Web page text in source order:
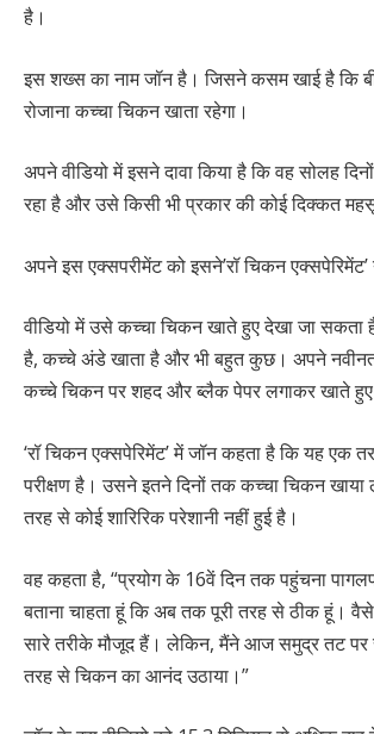
है।
इस शख्स का नाम जॉन है। जिसने कसम खाई है कि
रोजाना कच्चा चिकन खाता रहेगा।
अपने वीडियो में इसने दावा किया है कि वह सोलह
रहा है और उसे किसी भी प्रकार की कोई दिक्कत
अपने इस एक्सपरीमेंट को इसने’रॉ चिकन एक्सपेरिमेंट’
वीडियो में उसे कच्चा चिकन खाते हुए देखा जा सकता
है, कच्चे अंडे खाता है और भी बहुत कुछ। अपने
कच्चे चिकन पर शहद और ब्लैक पेपर लगाकर खाते
‘रॉ चिकन एक्सपेरिमेंट’ में जॉन कहता है कि यह एक
परीक्षण है। उसने इतने दिनों तक कच्चा चिकन
तरह से कोई शारिरिक परेशानी नहीं हुई है।
वह कहता है, “प्रयोग के 16वें दिन तक पहुंचना
बताना चाहता हूं कि अब तक पूरी तरह से ठीक हूं।
सारे तरीके मौजूद हैं। लेकिन, मैंने आज समुद्र तट पर
तरह से चिकन का आनंद उठाया।”